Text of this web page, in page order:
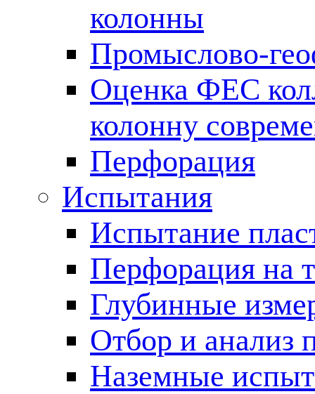
колонны
Промыслово-
Оценка ФЕС
колонну
Перфорация
Испытания
Испытание
Перфорация на
Глубинные
Отбор и анализ
Наземные